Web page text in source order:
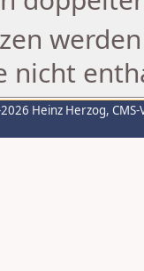
nicht
Heinz Herzog,